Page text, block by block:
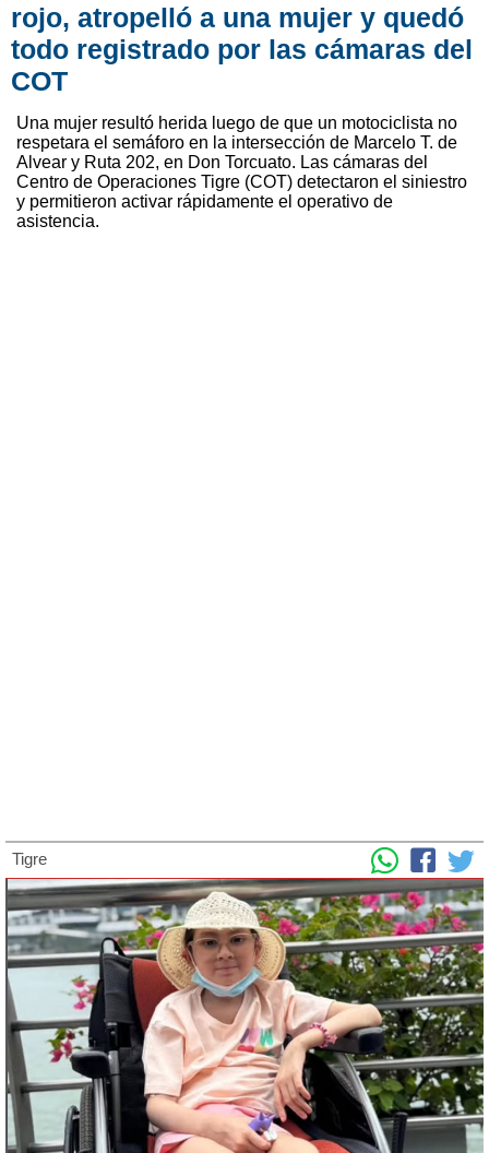
rojo, atropelló a una mujer y quedó
todo registrado por las cámaras del
COT
Una mujer resultó herida luego de que un motociclista no
respetara el semáforo en la intersección de Marcelo T. de
Alvear y Ruta 202, en Don Torcuato. Las cámaras del
Centro de Operaciones Tigre (COT) detectaron el siniestro
y permitieron activar rápidamente el operativo de
asistencia.
Tigre